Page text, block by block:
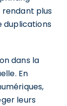
plus
duplications
dans la
En
leurs